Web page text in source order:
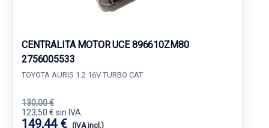
CENTRALITA MOTOR UCE 896610ZM80
2756005533
TOYOTA AURIS 1.2 16V TURBO CAT
130,00 €
123,50 € sin IVA.
149,44 € (IVA incl.)